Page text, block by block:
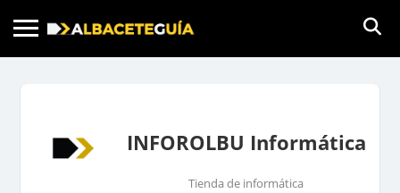
INFOROLBU Informática
Tienda de informática